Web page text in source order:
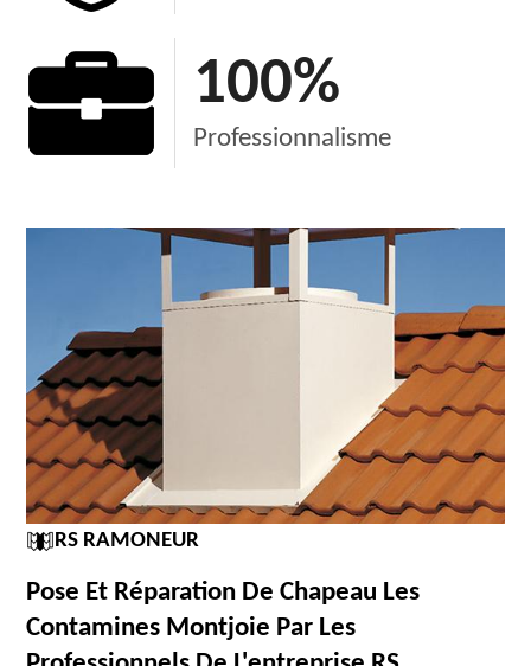
100%
Professionnalisme
RS RAMONEUR
Pose Et Réparation De Chapeau Les
Contamines Montjoie Par Les